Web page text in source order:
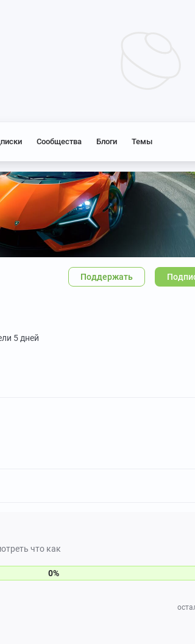
Сообщества Блоги Темы
Поддержать
5 дней
что как